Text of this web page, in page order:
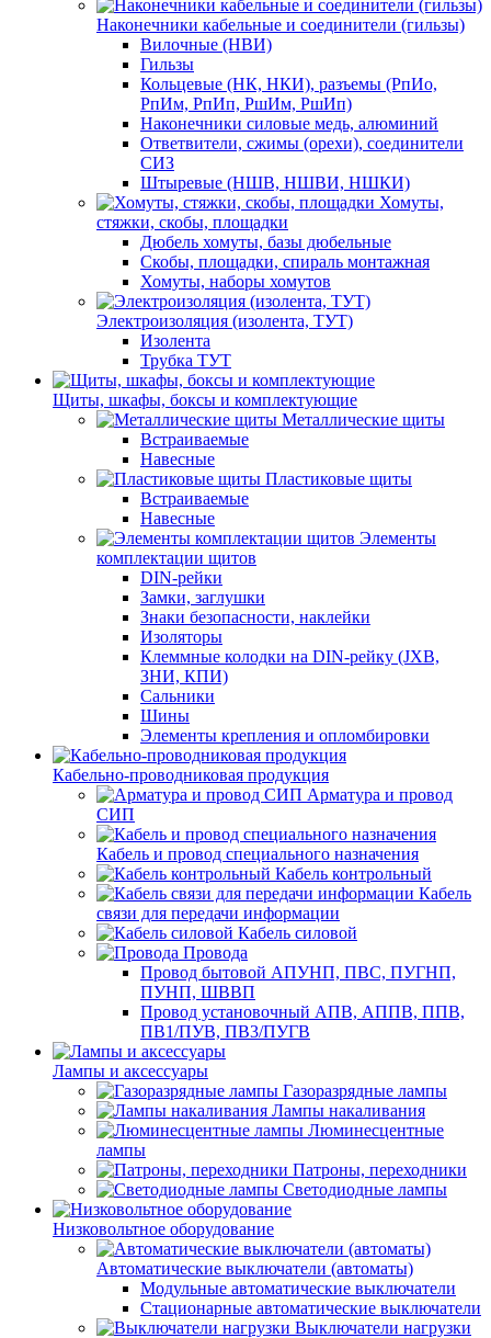
Наконечники кабельные и соединители (гильзы)
Вилочные (НВИ)
Гильзы
Кольцевые (НК, НКИ), разъемы (РпИо,
РпИм, РпИп, РшИм, РшИп)
Наконечники силовые медь, алюминий
Ответвители, сжимы (орехи), соединители
СИЗ
Штыревые (НШВ, НШВИ, НШКИ)
Хомуты,
стяжки, скобы, площадки
Дюбель хомуты, базы дюбельные
Скобы, площадки, спираль монтажная
Хомуты, наборы хомутов
Электроизоляция (изолента, ТУТ)
Изолента
Трубка ТУТ
Щиты, шкафы, боксы и комплектующие
Металлические щиты
Встраиваемые
Навесные
Пластиковые щиты
Встраиваемые
Навесные
Элементы
комплектации щитов
DIN-рейки
Замки, заглушки
Знаки безопасности, наклейки
Изоляторы
Клеммные колодки на DIN-рейку (JXB,
ЗНИ, КПИ)
Сальники
Шины
Элементы крепления и опломбировки
Кабельно-проводниковая продукция
Арматура и провод
СИП
Кабель и провод специального назначения
Кабель контрольный
Кабель
связи для передачи информации
Кабель силовой
Провода
Провод бытовой АПУНП, ПВС, ПУГНП,
ПУНП, ШВВП
Провод установочный АПВ, АППВ, ППВ,
ПВ1/ПУВ, ПВ3/ПУГВ
Лампы и аксессуары
Газоразрядные лампы
Лампы накаливания
Люминесцентные
лампы
Патроны, переходники
Светодиодные лампы
Низковольтное оборудование
Автоматические выключатели (автоматы)
Модульные автоматические выключатели
Стационарные автоматические выключатели
Выключатели нагрузки